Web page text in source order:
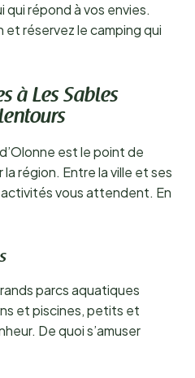
répond à vos envies.
réservez le camping qui
à Les Sables
est le point de
région. Entre la ville et ses
vous attendent. En
parcs aquatiques
et piscines, petits et
De quoi s’amuser